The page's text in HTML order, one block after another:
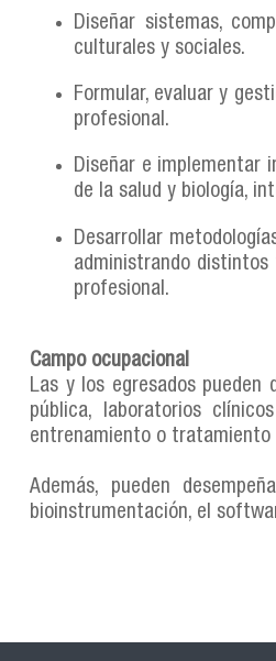
Diseñar sistemas,
culturales y sociales.
Formular, evaluar y
profesional.
Diseñar e implementar
de la salud y biología,
Desarrollar
administrando distintos
profesional.
Campo ocupacional
Las y los egresados pueden
pública, laboratorios
entrenamiento o
Además, pueden
bioinstrumentación, el